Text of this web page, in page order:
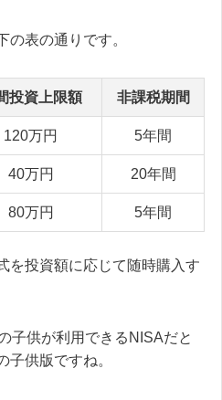
の表の通りです。
投資上限額 非課税期間
120万円 5年間
40万円 20年間
80万円 5年間
を投資額に応じて随時購入す
子供が利用できるNISAだと
子供版ですね。